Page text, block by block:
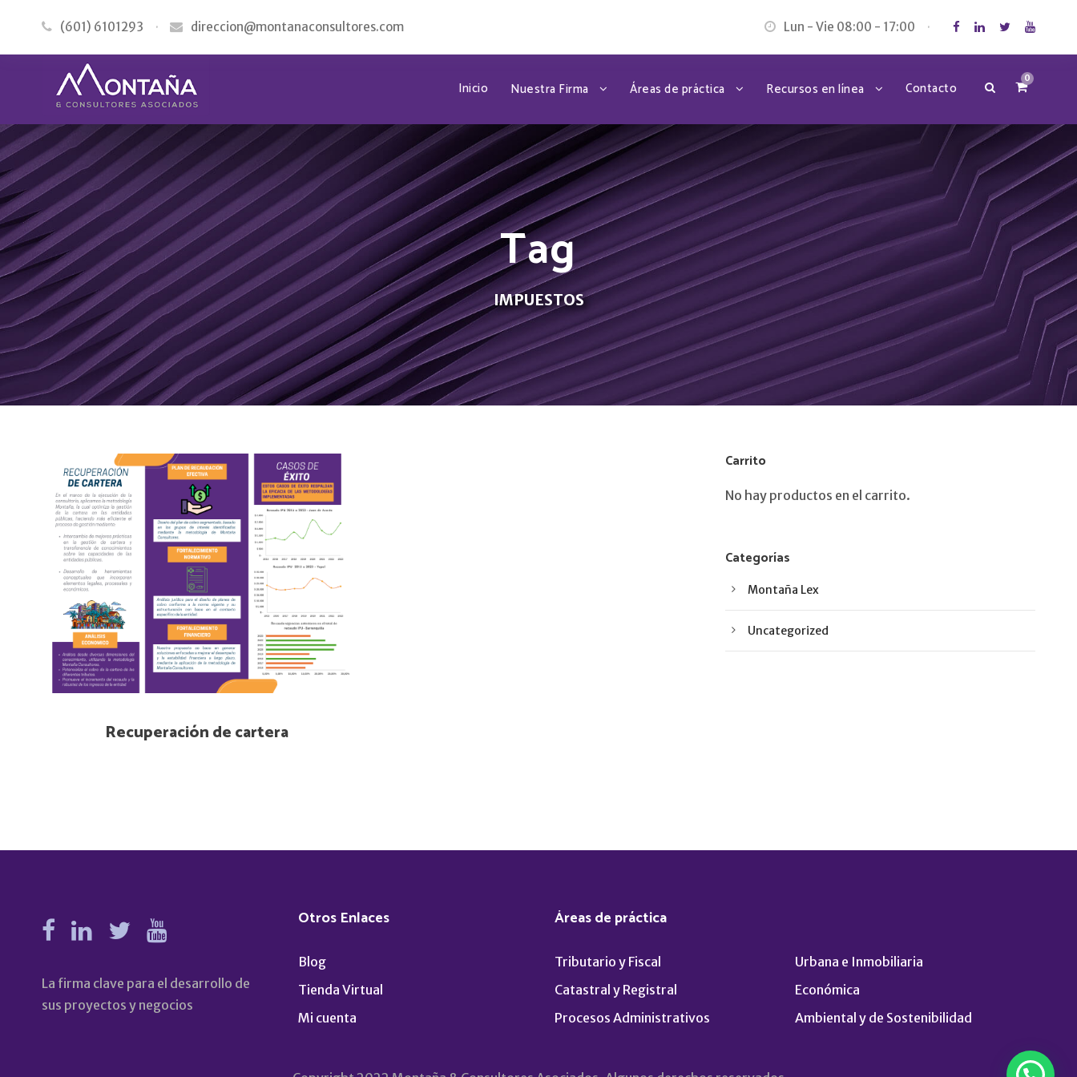
(601) 6101293 · direccion@montanaconsultores.com Lun - Vie 08:00 - 17:00 ·
Inicio Nuestra Firma Áreas de práctica Recursos en línea Contacto
0
Tag
IMPUESTOS
Recuperación de cartera
Carrito
No hay productos en el carrito.
Categorías
Montaña Lex
Uncategorized
La firma clave para el desarrollo de
sus proyectos y negocios
Otros Enlaces
Blog
Tienda Virtual
Mi cuenta
Áreas de práctica
Tributario y Fiscal
Urbana e Inmobiliaria
Catastral y Registral
Económica
Procesos Administrativos
Ambiental y de Sostenibilidad